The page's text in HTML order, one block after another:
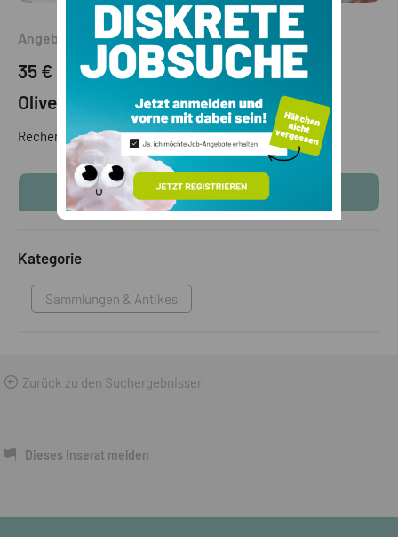
Angebot
35 € (VB)
Olivetti
Rechenmaschine Olivetti Divasuma 26
KONTAKTINFOS ANZEIGEN
Kategorie
Sammlungen & Antikes
Zurück zu den Suchergebnissen
Dieses Inserat melden